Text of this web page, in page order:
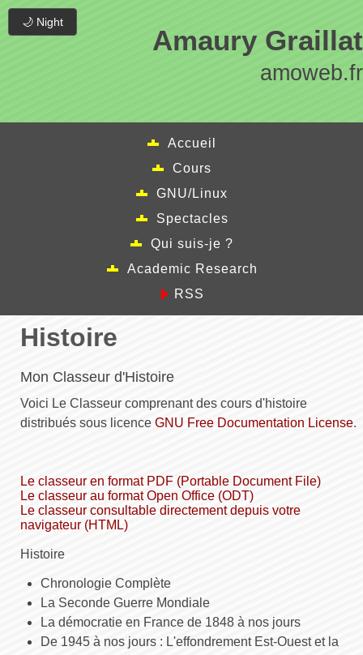
🌙 Night
Amaury Graillat
amoweb.fr
Accueil
Cours
GNU/Linux
Spectacles
Qui suis-je ?
Academic Research
RSS
Histoire
Mon Classeur d'Histoire
Voici Le Classeur comprenant des cours d'histoire
distribués sous licence GNU Free Documentation License.
Le classeur en format PDF (Portable Document File)
Le classeur au format Open Office (ODT)
Le classeur consultable directement depuis votre
navigateur (HTML)
Histoire
Chronologie Complète
La Seconde Guerre Mondiale
La démocratie en France de 1848 à nos jours
De 1945 à nos jours : L'effondrement Est-Ouest et la